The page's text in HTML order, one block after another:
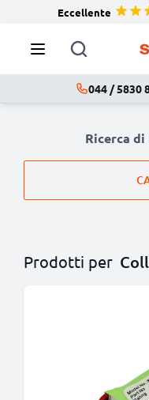
Eccellente
044 / 5830
Ricerca
Prodotti per